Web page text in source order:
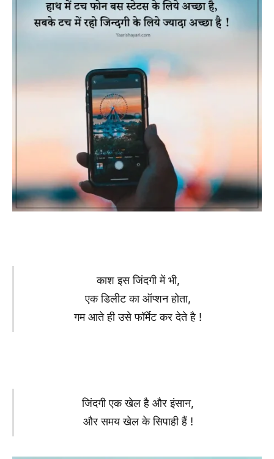
काश इस जिंदगी में भी,
एक डिलीट का ऑप्शन होता,
गम आते ही उसे फॉर्मेट कर देते है !
जिंदगी एक खेल है और इंसान,
और समय खेल के सिपाही हैं !